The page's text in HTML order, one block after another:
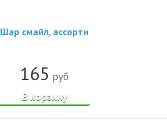
Шар смайл, ассорти
165 руб
В корзину